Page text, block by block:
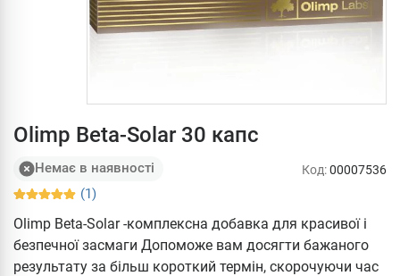
Olimp Beta-Solar 30 капс
Немає в наявності
(1)
Код:00007536
Olimp Beta-Solar -комплексна добавка для красивої і
безпечної засмаги Допоможе вам досягти бажаного
результату за більш короткий термін, скорочуючи час